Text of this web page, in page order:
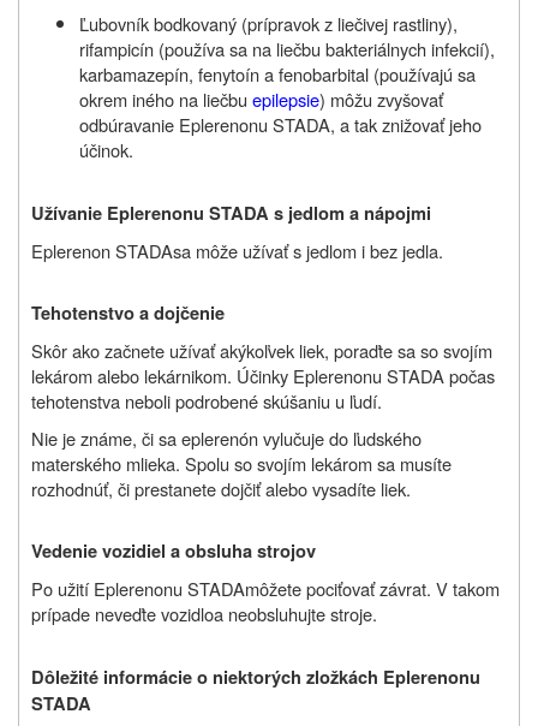
Ľubovník bodkovaný (prípravok z liečivej rastliny),
rifampicín (používa sa na liečbu bakteriálnych infekcií),
karbamazepín, fenytoín a fenobarbital (používajú sa
okrem iného na liečbu epilepsie) môžu zvyšovať
odbúravanie Eplerenonu STADA, a tak znižovať jeho
účinok.
Užívanie Eplerenonu STADA s jedlom a nápojmi
Eplerenon STADAsa môže užívať s jedlom i bez jedla.
Tehotenstvo a dojčenie
Skôr ako začnete užívať akýkoľvek liek, poraďte sa so svojím
lekárom alebo lekárnikom. Účinky Eplerenonu STADA počas
tehotenstva neboli podrobené skúšaniu u ľudí.
Nie je známe, či sa eplerenón vylučuje do ľudského
materského mlieka. Spolu so svojím lekárom sa musíte
rozhodnúť, či prestanete dojčiť alebo vysadíte liek.
Vedenie vozidiel a obsluha strojov
Po užití Eplerenonu STADAmôžete pociťovať závrat. V takom
prípade neveďte vozidloa neobsluhujte stroje.
Dôležité informácie o niektorých zložkách Eplerenonu
STADA